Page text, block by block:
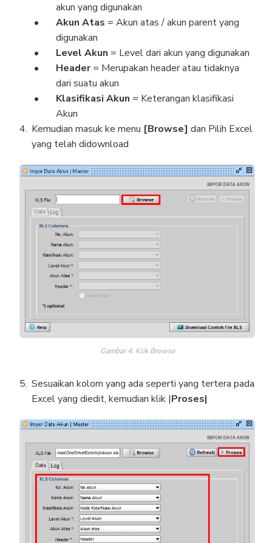
akun yang digunakan
Akun Atas = Akun atas / akun parent yang
digunakan
Level Akun = Level dari akun yang digunakan
Header= Merupakan header atau tidaknya
dari suatu akun
Klasifikasi Akun = Keterangan klasifikasi
Akun
Kemudian masuk ke menu [Browse] dan Pilih Excel
yang telah didownload
Gambar 4. Klik Browse
Sesuaikan kolom yang ada seperti yang tertera pada
Excel yang diedit, kemudian klik |Proses|